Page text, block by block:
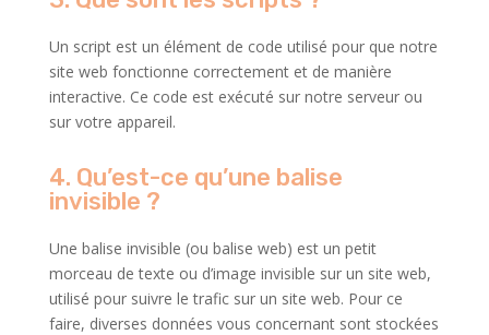
Un script est un élément de code utilisé pour que notre
site web fonctionne correctement et de manière
interactive. Ce code est exécuté sur notre serveur ou
sur votre appareil.
4. Qu’est-ce qu’une balise
invisible ?
Une balise invisible (ou balise web) est un petit
morceau de texte ou d’image invisible sur un site web,
utilisé pour suivre le trafic sur un site web. Pour ce
faire, diverses données vous concernant sont stockées